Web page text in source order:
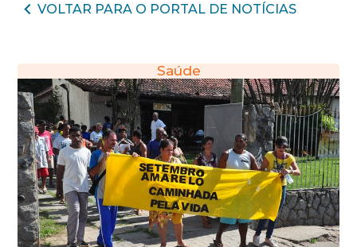
VOLTAR PARA O PORTAL DE NOTÍCIAS
Saúde